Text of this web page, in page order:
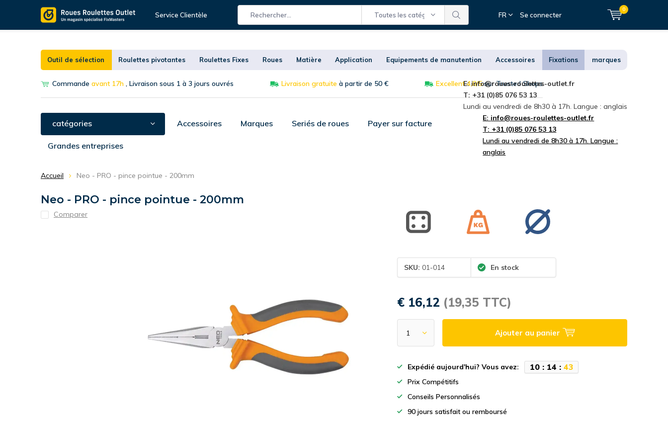
Service Clientèle Toutes les catégories FR Se connecter
0
Outil de sélection Roulettes pivotantes Roulettes Fixes Roues Matière Application Equipements de manutention Accessoires Fixations marques
Commande avant 17h , Livraison sous 1 à 3 jours ouvrés Livraison gratuite à partir de 50 € Excellent 4,8/5sur Trusted Shops
E:info@roues-roulettes-outlet.fr
T: +31 (0)85 076 53 13
Lundi au vendredi de 8h30 à 17h. Langue : anglais
catégories Accessoires Marques Seriés de roues Payer sur facture
Grandes entreprises
E: info@roues-roulettes-outlet.fr
T: +31 (0)85 076 53 13
Lundi au vendredi de 8h30 à 17h. Langue :
anglais
Accueil Neo - PRO - pince pointue - 200mm
Neo - PRO - pince pointue - 200mm
Comparer
SKU: 01-014 En stock
€ 16,12 (19,35 TTC)
Ajouter au panier
Expédié aujourd'hui? Vous avez: 10: 14 : 42
Prix Compétitifs
Conseils Personnalisés
90 jours satisfait ou remboursé